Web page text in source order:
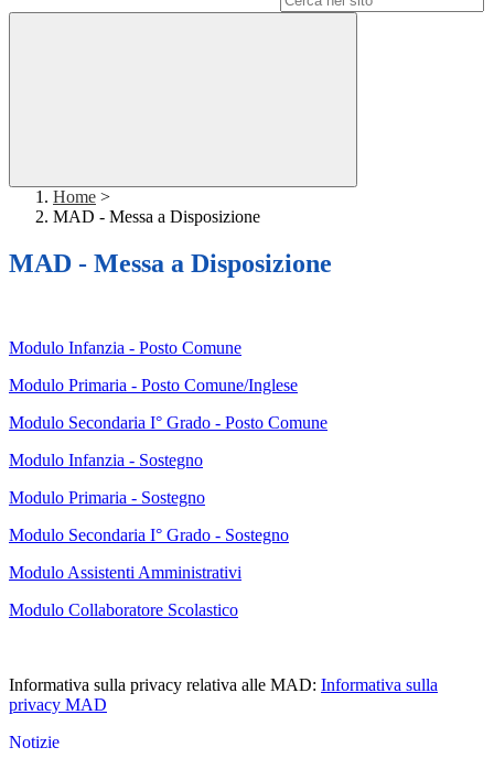
Home >
MAD - Messa a Disposizione
MAD - Messa a Disposizione
Modulo Infanzia - Posto Comune
Modulo Primaria - Posto Comune/Inglese
Modulo Secondaria I° Grado - Posto Comune
Modulo Infanzia - Sostegno
Modulo Primaria - Sostegno
Modulo Secondaria I° Grado - Sostegno
Modulo Assistenti Amministrativi
Modulo Collaboratore Scolastico
Informativa sulla privacy relativa alle MAD: Informativa sulla
privacy MAD
Notizie